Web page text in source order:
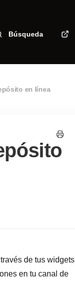
Búsqueda
en línea
de tus widgets
en tu canal de